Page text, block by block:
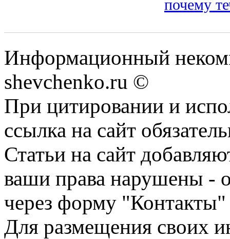
почему
Информационный
shevchenko.ru ©
При цитировании и
ссылка на сайт
Статьи на сайт
ваши права нарушены -
через форму "Контакты"
Для размещения своих